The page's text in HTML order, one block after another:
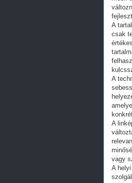
A
csak
A
A
vagy
A